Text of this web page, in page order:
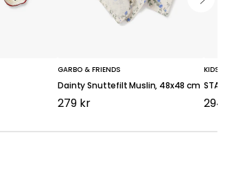
GARBO & FRIENDS
Dainty Snuttefilt Muslin, 48x48 cm
279 kr
KIDS
STAR
294